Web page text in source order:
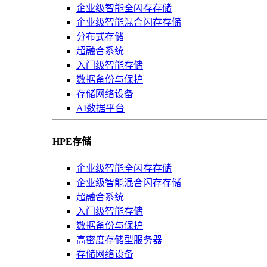
企业级智能全闪存存储
企业级智能混合闪存存储
分布式存储
超融合系统
入门级智能存储
数据备份与保护
存储网络设备
AI数据平台
HPE存储
企业级智能全闪存存储
企业级智能混合闪存存储
超融合系统
入门级智能存储
数据备份与保护
高密度存储型服务器
存储网络设备